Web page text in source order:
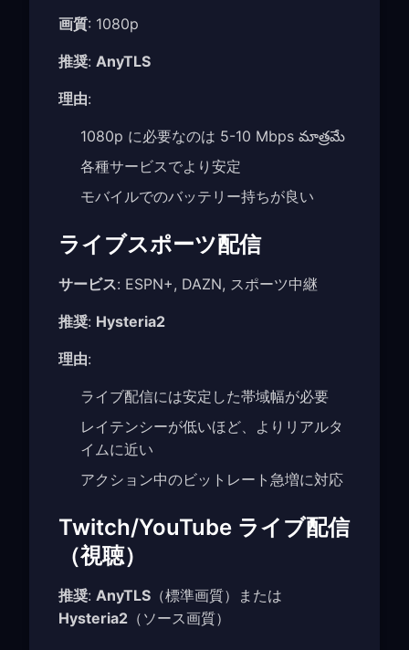
画質: 1080p
推奨: AnyTLS
理由:
1080p に必要なのは 5-10 Mbps మాత్రమే
各種サービスでより安定
モバイルでのバッテリー持ちが良い
ライブスポーツ配信
サービス: ESPN+, DAZN, スポーツ中継
推奨: Hysteria2
理由:
ライブ配信には安定した帯域幅が必要
レイテンシーが低いほど、よりリアルタ
イムに近い
アクション中のビットレート急増に対応
Twitch/YouTube ライブ配信
（視聴）
推奨: AnyTLS （標準画質）または
Hysteria2 （ソース画質）